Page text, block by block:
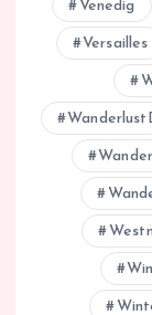
Venedig
Versailles